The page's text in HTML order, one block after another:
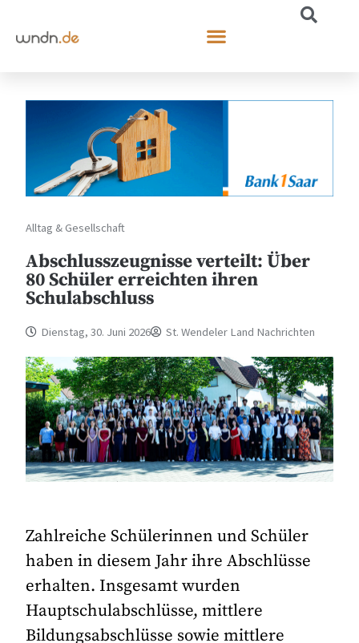
Alltag & Gesellschaft
Abschlusszeugnisse verteilt: Über
80 Schüler erreichten ihren
Schulabschluss
Dienstag, 30. Juni 2026 St. Wendeler Land Nachrichten
Zahlreiche Schülerinnen und Schüler
haben in diesem Jahr ihre Abschlüsse
erhalten. Insgesamt wurden
Hauptschulabschlüsse, mittlere
Bildungsabschlüsse sowie mittlere